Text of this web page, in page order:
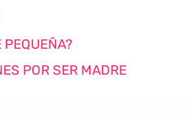
PEQUEÑA?
POR SER MADRE